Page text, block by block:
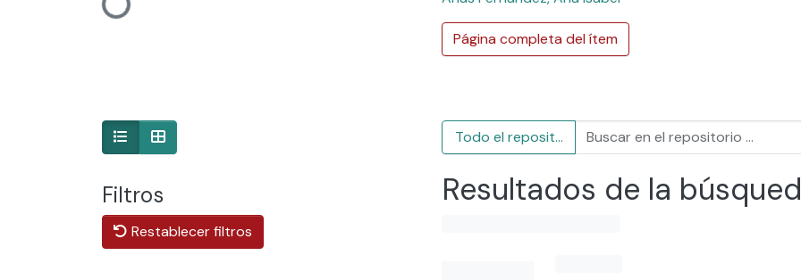
Cargando... Página completa del ítem
Filtros
Restablecer filtros
Todo el repositorio
Resultados de la